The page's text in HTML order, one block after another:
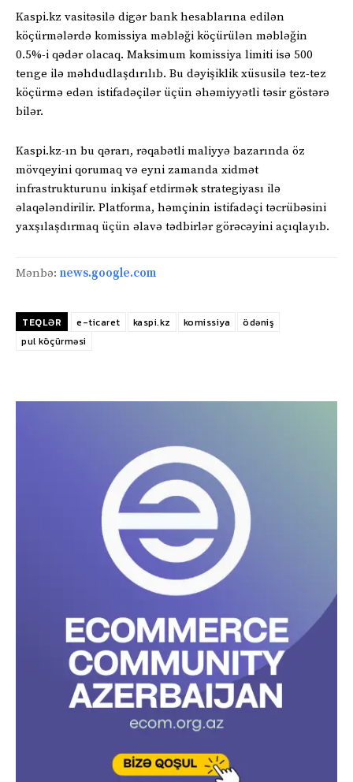
Kaspi.kz vasitəsilə digər bank hesablarına edilən
köçürmələrdə komissiya məbləği köçürülən məbləğin
0.5%-i qədər olacaq. Maksimum komissiya limiti isə 500
tenge ilə məhdudlaşdırılıb. Bu dəyişiklik xüsusilə tez-tez
köçürmə edən istifadəçilər üçün əhəmiyyətli təsir göstərə
bilər.
Kaspi.kz-ın bu qərarı, rəqabətli maliyyə bazarında öz
mövqeyini qorumaq və eyni zamanda xidmət
infrastrukturunu inkişaf etdirmək strategiyası ilə
əlaqələndirilir. Platforma, həmçinin istifadəçi təcrübəsini
yaxşılaşdırmaq üçün əlavə tədbirlər görəcəyini açıqlayıb.
Mənbə: news.google.com
TEQLƏR e-ticaret kaspi.kz komissiya
ödəniş
pul köçürməsi